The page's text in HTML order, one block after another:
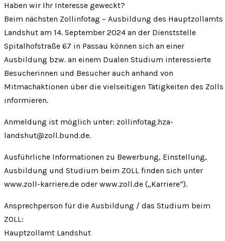
Haben wir Ihr Interesse geweckt?
Beim nächsten Zollinfotag – Ausbildung des Hauptzollamts
Landshut am 14. September 2024 an der Dienststelle
Spitalhofstraße 67 in Passau können sich an einer
Ausbildung bzw. an einem Dualen Studium interessierte
Besucherinnen und Besucher auch anhand von
Mitmachaktionen über die vielseitigen Tätigkeiten des Zolls
informieren.
Anmeldung ist möglich unter: zollinfotag.hza-
landshut@zoll.bund.de.
Ausführliche Informationen zu Bewerbung, Einstellung,
Ausbildung und Studium beim ZOLL finden sich unter
www.zoll-karriere.de oder www.zoll.de („Karriere“).
Ansprechperson für die Ausbildung / das Studium beim
ZOLL:
Hauptzollamt Landshut